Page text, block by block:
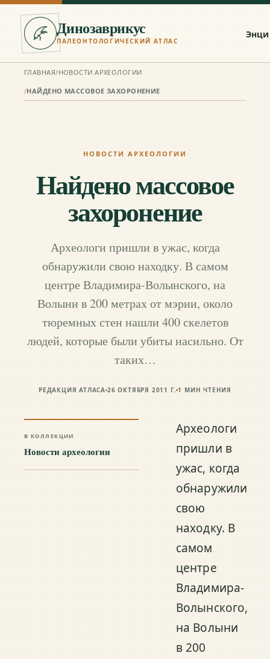
Динозаврикус
ПАЛЕОНТОЛОГИЧЕСКИЙ АТЛАС
ГЛАВНАЯ/НОВОСТИ АРХЕОЛОГИИ
/НАЙДЕНО МАССОВОЕ ЗАХОРОНЕНИЕ
НОВОСТИ АРХЕОЛОГИИ
Найдено массовое
захоронение
Археологи пришли в ужас, когда
обнаружили свою находку. В самом
центре Владимира-Волынского, на
Волыни в 200 метрах от мэрии, около
тюремных стен нашли 400 скелетов
людей, которые были убиты насильно. От
таких…
РЕДАКЦИЯ АТЛАСА 26 ОКТЯБРЯ 2011 Г. 1 МИН ЧТЕНИЯ
В КОЛЛЕКЦИИ
Новости археологии
Археологи
пришли в
ужас, когда
обнаружили
свою
находку. В
самом
центре
Владимира-
Волынского,
на Волыни
в 200